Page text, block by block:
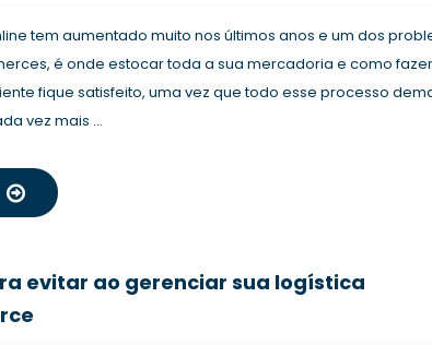
tem aumentado muito nos últimos anos e um dos
é onde estocar toda a sua mercadoria e como
fique satisfeito, uma vez que todo esse processo
vez mais ...
evitar ao gerenciar sua logística